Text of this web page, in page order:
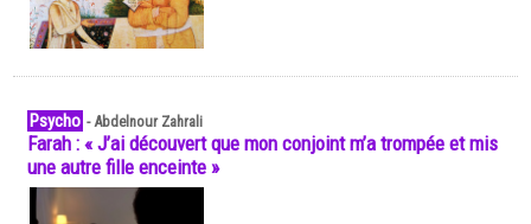
Psycho -Abdelnour Zahrali
Farah : « J’ai découvert que mon conjoint m’a trompée et mis
une autre fille enceinte »